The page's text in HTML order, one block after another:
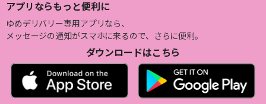
アプリならもっと便利に
ゆめデリバリー専用アプリなら、
メッセージの通知がスマホに来るので、さらに便利。
ダウンロードはこちら